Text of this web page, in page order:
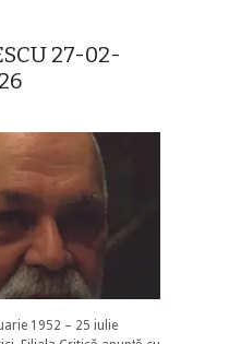
27-02-
1952 – 25 iulie